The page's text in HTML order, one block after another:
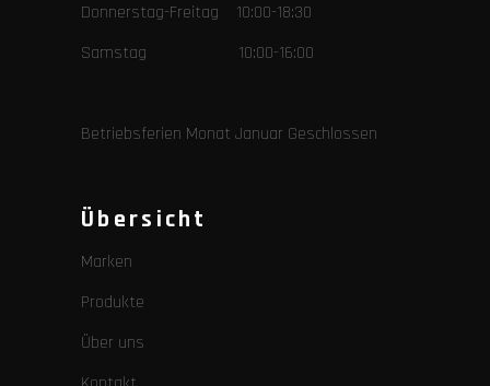
Donnerstag-Freitag 10:00-18:30
Samstag 10:00-16:00
Betriebsferien Monat Januar Geschlossen
Übersicht
Marken
Produkte
Über uns